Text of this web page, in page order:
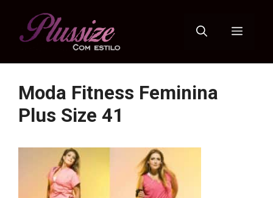
Menu
Moda Fitness Feminina
Plus Size 41